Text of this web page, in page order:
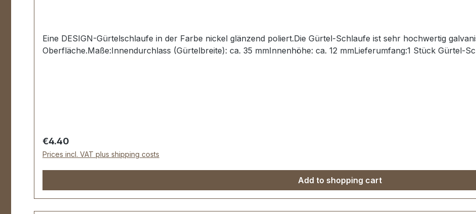
Eine DESIGN-Gürtelschlaufe in der Farbe nickel glänzend poliert.Die Gürtel-Schlaufe ist sehr hochwertig
Oberfläche.Maße:Innendurchlass (Gürtelbreite): ca. 35 mmInnenhöhe: ca. 12 mmLieferumfang:1 Stück Gürtel-
Regular price:
€4.40
Prices incl. VAT plus shipping costs
Add to shopping cart